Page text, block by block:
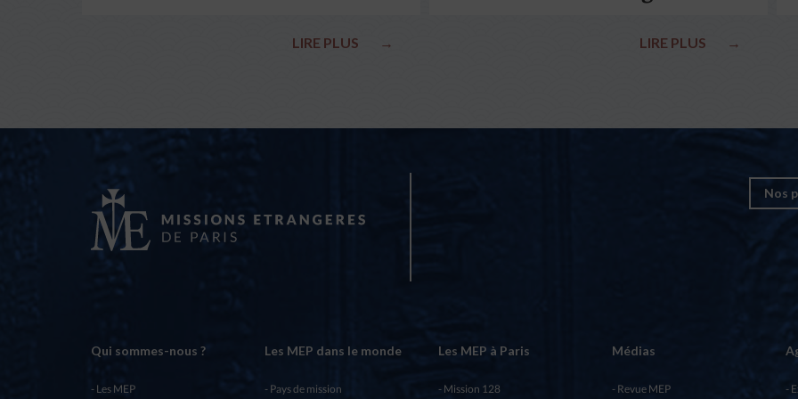
LIRE PLUS → LIRE PLUS →
Nos
Qui sommes-nous ?
Les MEP
Les MEP dans le monde
Pays de mission
Les MEP à Paris
Mission 128
Médias
Revue MEP